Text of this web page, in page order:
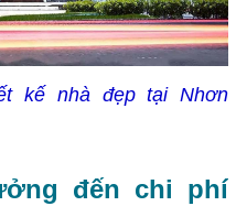
kế nhà đẹp tại Nhơn
đến chi phí